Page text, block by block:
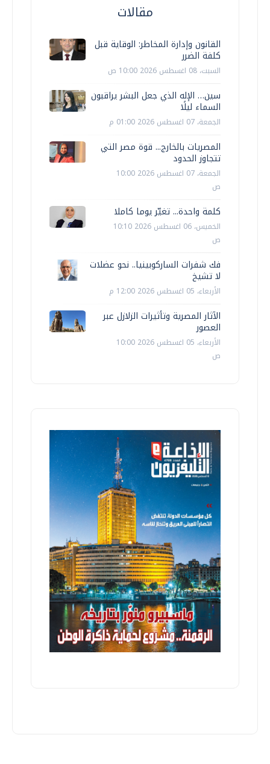
مقالات
القانون وإدارة المخاطر: الوقاية قبل
كلفة الضرر
السبت، 08 اغسطس 2026 10:00 ص
سين… الإله الذي جعل البشر يراقبون
السماء ليلًا
الجمعة، 07 اغسطس 2026 01:00 م
المصريات بالخارج... قوة مصر التي
تتجاوز الحدود
الجمعة، 07 اغسطس 2026 10:00
ص
كلمة واحدة... تغيّر يوما كاملا
الخميس، 06 اغسطس 2026 10:10
ص
فك شفرات الساركوبينيا.. نحو عضلات
لا تشيخ
الأربعاء، 05 اغسطس 2026 12:00 م
الآثار المصرية وتأثيرات الزلازل عبر
العصور
الأربعاء، 05 اغسطس 2026 10:00
ص